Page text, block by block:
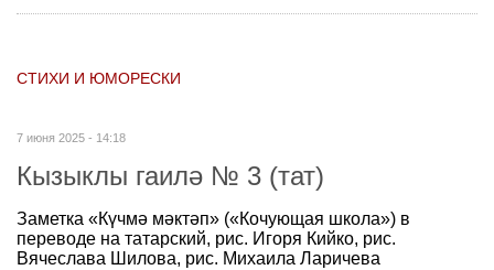
СТИХИ И ЮМОРЕСКИ
7 июня 2025 - 14:18
Кызыклы гаилә № 3 (тат)
Заметка «Күчмә мәктәп» («Кочующая школа») в
переводе на татарский, рис. Игоря Кийко, рис.
Вячеслава Шилова, рис. Михаила Ларичева